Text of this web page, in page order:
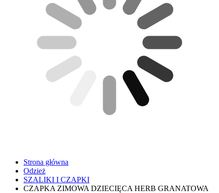
Strona główna
Odzież
SZALIKI I CZAPKI
CZAPKA ZIMOWA DZIECIĘCA HERB GRANATOWA